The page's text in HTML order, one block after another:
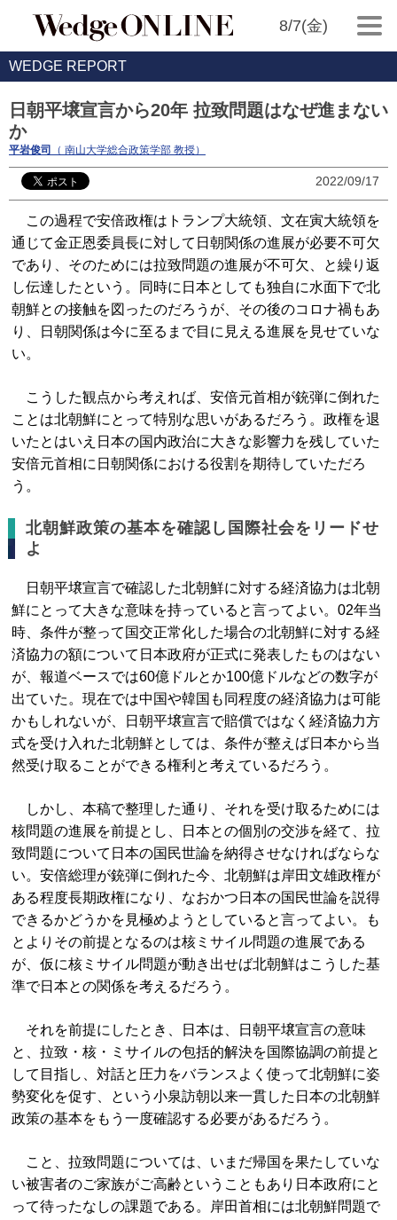
8/7(金)
WEDGE REPORT
日朝平壌宣言から20年 拉致問題はなぜ進まない
か
平岩俊司 （ 南山大学総合政策学部 教授）
2022/09/17
この過程で安倍政権はトランプ大統領、文在寅大統領を
通じて金正恩委員長に対して日朝関係の進展が必要不可欠
であり、そのためには拉致問題の進展が不可欠、と繰り返
し伝達したという。同時に日本としても独自に水面下で北
朝鮮との接触を図ったのだろうが、その後のコロナ禍もあ
り、日朝関係は今に至るまで目に見える進展を見せていな
い。
こうした観点から考えれば、安倍元首相が銃弾に倒れた
ことは北朝鮮にとって特別な思いがあるだろう。政権を退
いたとはいえ日本の国内政治に大きな影響力を残していた
安倍元首相に日朝関係における役割を期待していただろ
う。
北朝鮮政策の基本を確認し国際社会をリードせ
よ
日朝平壌宣言で確認した北朝鮮に対する経済協力は北朝
鮮にとって大きな意味を持っていると言ってよい。02年当
時、条件が整って国交正常化した場合の北朝鮮に対する経
済協力の額について日本政府が正式に発表したものはない
が、報道ベースでは60億ドルとか100億ドルなどの数字が
出ていた。現在では中国や韓国も同程度の経済協力は可能
かもしれないが、日朝平壌宣言で賠償ではなく経済協力方
式を受け入れた北朝鮮としては、条件が整えば日本から当
然受け取ることができる権利と考えているだろう。
しかし、本稿で整理した通り、それを受け取るためには
核問題の進展を前提とし、日本との個別の交渉を経て、拉
致問題について日本の国民世論を納得させなければならな
い。安倍総理が銃弾に倒れた今、北朝鮮は岸田文雄政権が
ある程度長期政権になり、なおかつ日本の国民世論を説得
できるかどうかを見極めようとしていると言ってよい。も
とよりその前提となるのは核ミサイル問題の進展である
が、仮に核ミサイル問題が動き出せば北朝鮮はこうした基
準で日本との関係を考えるだろう。
それを前提にしたとき、日本は、日朝平壌宣言の意味
と、拉致・核・ミサイルの包括的解決を国際協調の前提と
して目指し、対話と圧力をバランスよく使って北朝鮮に姿
勢変化を促す、という小泉訪朝以来一貫した日本の北朝鮮
政策の基本をもう一度確認する必要があるだろう。
こと、拉致問題については、いまだ帰国を果たしていな
い被害者のご家族がご高齢ということもあり日本政府にと
って待ったなしの課題である。岸田首相には北朝鮮問題で